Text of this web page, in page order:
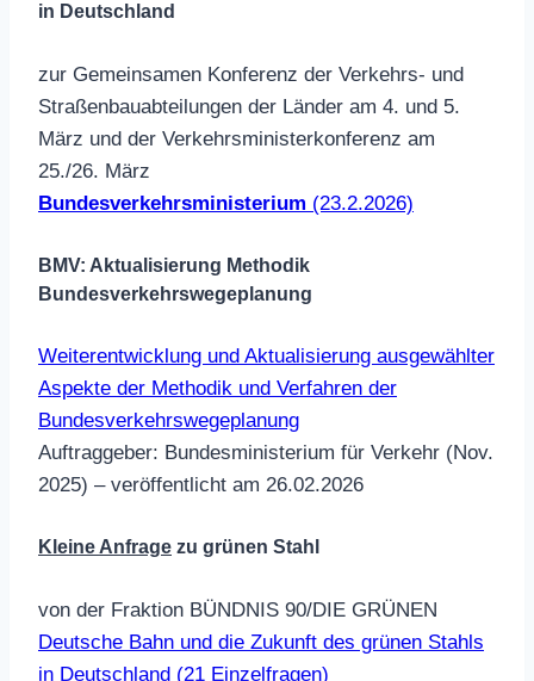
in Deutschland
zur Gemeinsamen Konferenz der Verkehrs- und
Straßenbauabteilungen der Länder am 4. und 5.
März und der Verkehrsministerkonferenz am
25./26. März
Bundesverkehrsministerium (23.2.2026)
BMV: Aktualisierung Methodik
Bundesverkehrswegeplanung
Weiterentwicklung und Aktualisierung ausgewählter
Aspekte der Methodik und Verfahren der
Bundesverkehrswegeplanung
Auftraggeber: Bundesministerium für Verkehr (Nov.
2025) – veröffentlicht am 26.02.2026
Kleine Anfrage zu grünen Stahl
von der Fraktion BÜNDNIS 90/DIE GRÜNEN
Deutsche Bahn und die Zukunft des grünen Stahls
in Deutschland (21 Einzelfragen)